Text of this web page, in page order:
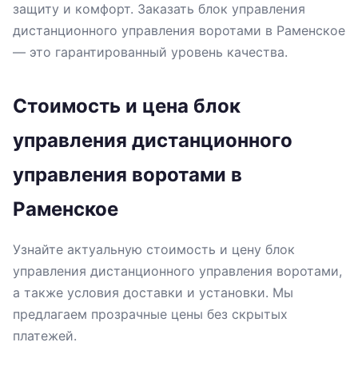
защиту и комфорт. Заказать блок управления
дистанционного управления воротами в Раменское
— это гарантированный уровень качества.
Стоимость и цена блок
управления дистанционного
управления воротами в
Раменское
Узнайте актуальную стоимость и цену блок
управления дистанционного управления воротами,
а также условия доставки и установки. Мы
предлагаем прозрачные цены без скрытых
платежей.